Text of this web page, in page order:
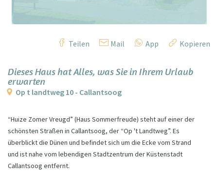
Teilen Mail App Kopieren
Dieses Haus hat Alles, was Sie in Ihrem Urlaub
erwarten
Op t landtweg 10 - Callantsoog
“Huize Zomer Vreugd” (Haus Sommerfreude) steht auf einer der
schönsten Straßen in Callantsoog, der “Op 't Landtweg”. Es
überblickt die Dünen und befindet sich um die Ecke vom Strand
und ist nahe vom lebendigen Stadtzentrum der Küstenstadt
Callantsoog entfernt.